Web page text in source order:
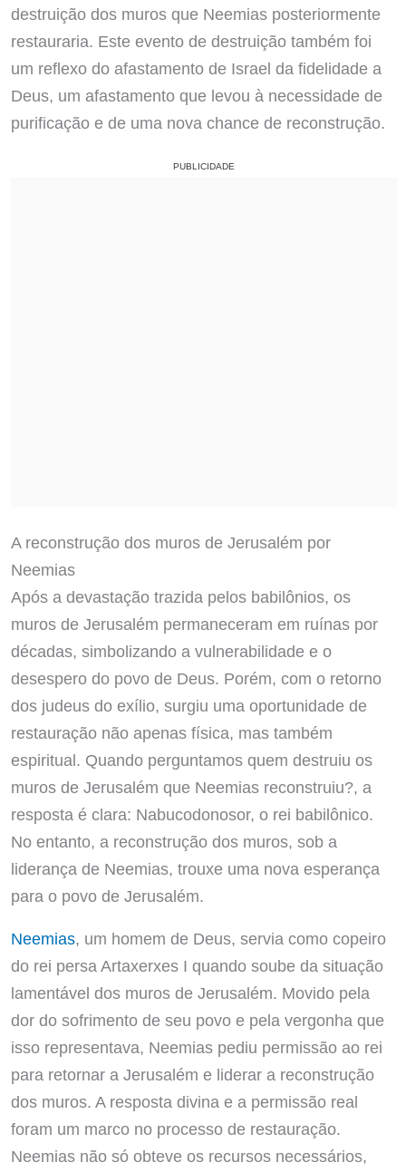
destruição dos muros que Neemias posteriormente
restauraria. Este evento de destruição também foi
um reflexo do afastamento de Israel da fidelidade a
Deus, um afastamento que levou à necessidade de
purificação e de uma nova chance de reconstrução.
PUBLICIDADE
A reconstrução dos muros de Jerusalém por
Neemias
Após a devastação trazida pelos babilônios, os
muros de Jerusalém permaneceram em ruínas por
décadas, simbolizando a vulnerabilidade e o
desespero do povo de Deus. Porém, com o retorno
dos judeus do exílio, surgiu uma oportunidade de
restauração não apenas física, mas também
espiritual. Quando perguntamos quem destruiu os
muros de Jerusalém que Neemias reconstruiu?, a
resposta é clara: Nabucodonosor, o rei babilônico.
No entanto, a reconstrução dos muros, sob a
liderança de Neemias, trouxe uma nova esperança
para o povo de Jerusalém.
Neemias, um homem de Deus, servia como copeiro
do rei persa Artaxerxes I quando soube da situação
lamentável dos muros de Jerusalém. Movido pela
dor do sofrimento de seu povo e pela vergonha que
isso representava, Neemias pediu permissão ao rei
para retornar a Jerusalém e liderar a reconstrução
dos muros. A resposta divina e a permissão real
foram um marco no processo de restauração.
Neemias não só obteve os recursos necessários,